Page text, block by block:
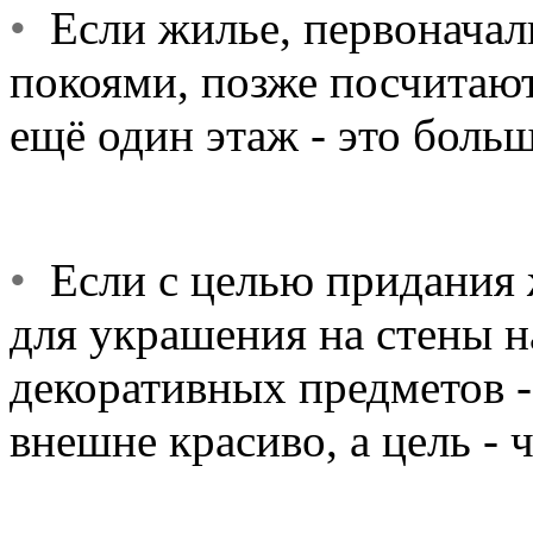
• Если жилье,
покоями, позже
ещё один этаж - это
• Если с целью
для украшения на стены
декоративных предметов
внешне красиво, а цель -